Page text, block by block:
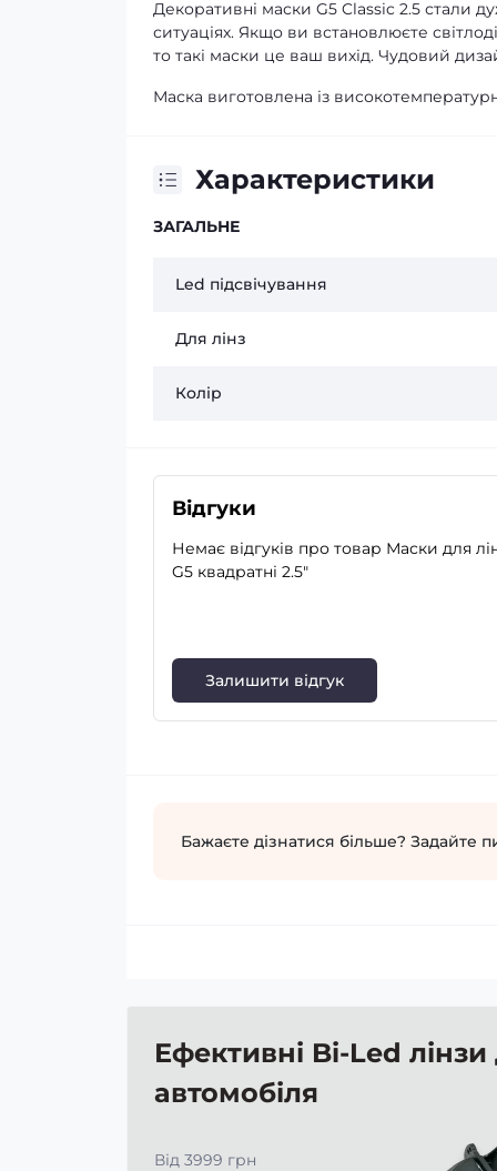
Декоративні маски G5 Classic 2.5 стали
ситуаціях. Якщо ви встановлюєте
то такі маски це ваш вихід. Чудовий
Маска виготовлена ​​із
Характеристики
ЗАГАЛЬНЕ
Led підсвічування
Для лінз
Колір
Відгуки
Немає відгуків про товар Маски для
G5 квадратні 2.5"
Залишити відгук
Бажаєте дізнатися більше? Задайте
Ефективні Bi-Led лінзи
автомобіля
Від 3999 грн